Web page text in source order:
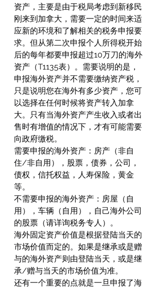
资产，主要是由于税局考虑到新移民
刚来到加拿大，需要一定的时间来适
应新的环境和了解相关的税务申报要
求。但从第二次申报个人所得税开始
后的每年都要申报超过10万刀的海外
资产（T1135表）。需要说明的是，
申报海外资产并不需要缴纳资产税，
只是说明您在海外有多少资产，您可
以选择在任何时候将资产转入加拿
大。只有当海外资产产生收入或者出
售时有增值的情况下，才有可能需要
向政府缴税。
需要申报的海外资产：房产（非自
住/非自用），股票，债券，公司，
债权，信托权益，人寿保险，黄金
等。
不需要申报的海外资产：房屋（自
用），车辆（自用），自己海外公司
的股票（请详询税务专人）。
海外固定资产价值是根据登陆当天的
市场价值而定的。如果是继承或是赠
与的海外资产则由登陆当天，或是继
承/赠与当天的市场价值为准。
还有一个重要的点就是一旦申报了海